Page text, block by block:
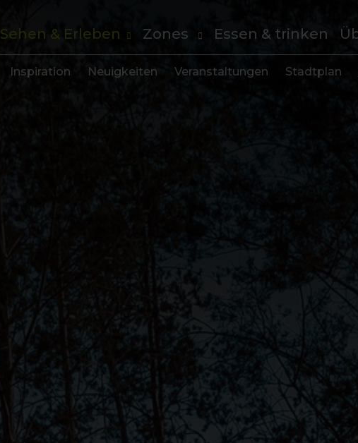
Sehen & Erleben Zones Essen & trinken
Inspiration Neuigkeiten Veranstaltungen Stadtplan